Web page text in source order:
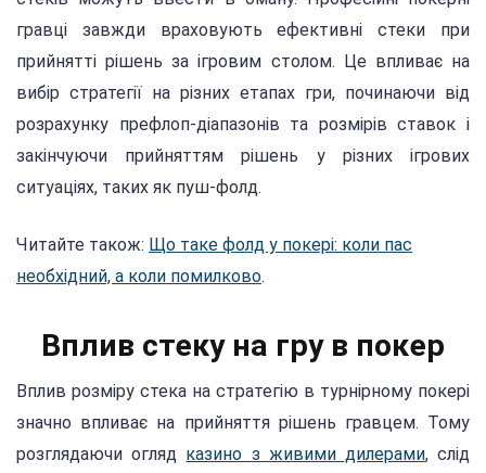
гравці завжди враховують ефективні стеки при
прийнятті рішень за ігровим столом. Це впливає на
вибір стратегії на різних етапах гри, починаючи від
розрахунку префлоп-діапазонів та розмірів ставок і
закінчуючи прийняттям рішень у різних ігрових
ситуаціях, таких як пуш-фолд.
Читайте також: Що таке фолд у покері: коли пас
необхідний, а коли помилково.
Вплив стеку на гру в покер
Вплив розміру стека на стратегію в турнірному покері
значно впливає на прийняття рішень гравцем. Тому
розглядаючи огляд казино з живими дилерами, слід